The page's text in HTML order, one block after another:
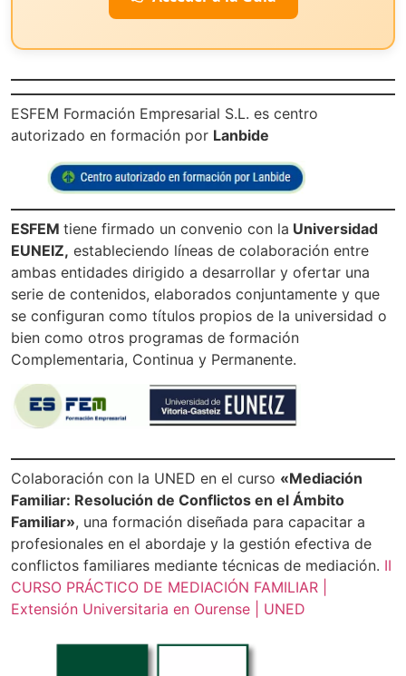
ESFEM Formación Empresarial S.L. es centro
autorizado en formación por Lanbide
ESFEM tiene firmado un convenio con la Universidad
EUNEIZ, estableciendo líneas de colaboración entre
ambas entidades dirigido a desarrollar y ofertar una
serie de contenidos, elaborados conjuntamente y que
se configuran como títulos propios de la universidad o
bien como otros programas de formación
Complementaria, Continua y Permanente.
Colaboración con la UNED en el curso «Mediación
Familiar: Resolución de Conflictos en el Ámbito
Familiar», una formación diseñada para capacitar a
profesionales en el abordaje y la gestión efectiva de
conflictos familiares mediante técnicas de mediación. II
CURSO PRÁCTICO DE MEDIACIÓN FAMILIAR |
Extensión Universitaria en Ourense | UNED